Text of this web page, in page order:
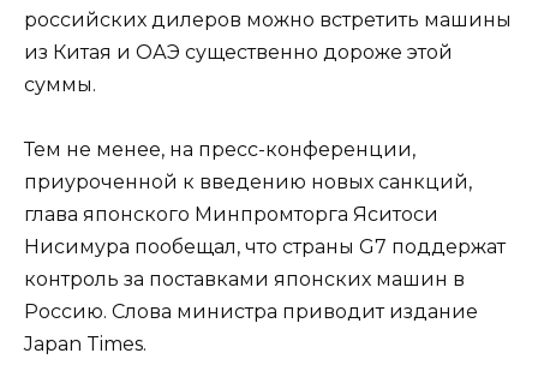
российских дилеров можно встретить машины
из Китая и ОАЭ существенно дороже этой
суммы.
Тем не менее, на пресс-конференции,
приуроченной к введению новых санкций,
глава японского Минпромторга Яситоси
Нисимура пообещал, что страны G7 поддержат
контроль за поставками японских машин в
Россию. Слова министра приводит издание
Japan Times.